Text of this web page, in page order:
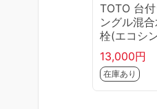
TOTO 台
ングル混
栓(エコシ
ル、湯水
口付、取替
用)
J
13,000円
在庫あり